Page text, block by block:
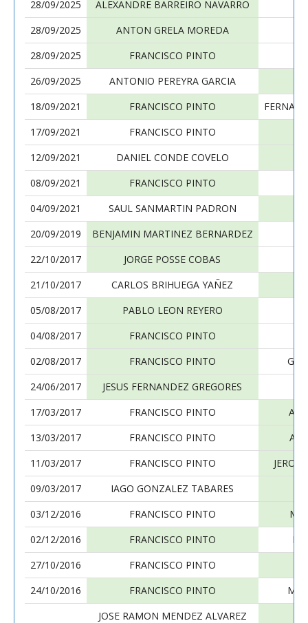
28/09/2025
ALEXANDRE BARREIRO NAVARRO
28/09/2025
ANTON GRELA MOREDA
28/09/2025
FRANCISCO PINTO
26/09/2025
ANTONIO PEREYRA GARCIA
18/09/2021
FRANCISCO PINTO
17/09/2021
FRANCISCO PINTO
12/09/2021
DANIEL CONDE COVELO
08/09/2021
FRANCISCO PINTO
04/09/2021
SAUL SANMARTIN PADRON
20/09/2019
BENJAMIN MARTINEZ BERNARDEZ
22/10/2017
JORGE POSSE COBAS
21/10/2017
CARLOS BRIHUEGA YAÑEZ
05/08/2017
PABLO LEON REYERO
04/08/2017
FRANCISCO PINTO
02/08/2017
FRANCISCO PINTO
24/06/2017
JESUS FERNANDEZ GREGORES
17/03/2017
FRANCISCO PINTO
13/03/2017
FRANCISCO PINTO
11/03/2017
FRANCISCO PINTO
09/03/2017
IAGO GONZALEZ TABARES
03/12/2016
FRANCISCO PINTO
02/12/2016
FRANCISCO PINTO
27/10/2016
FRANCISCO PINTO
24/10/2016
FRANCISCO PINTO
JOSE RAMON MENDEZ ALVAREZ